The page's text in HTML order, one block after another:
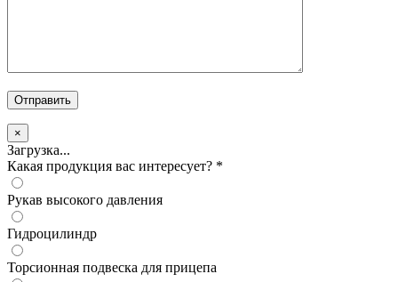
×
Загрузка...
Какая продукция вас интересует? *
Рукав высокого давления
Гидроцилиндр
Торсионная подвеска для прицепа